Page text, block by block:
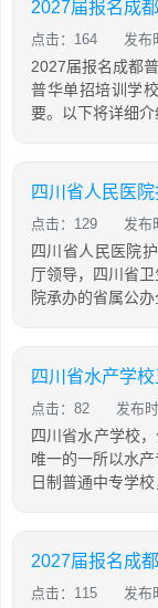
2027届报名成
点击：164 发布
2027届报名成都
普华单招培训学
要。以下将详细
点击：129 发布
四川省人民医院
厅领导，四川省
院承办的省属公
点击：82 发布
四川省水产学校
唯一的一所以水
日制普通中专学
2027届报名成
点击：115 发布